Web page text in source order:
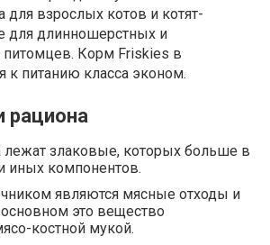
взрослых котов и котят-
для длинношерстных и
питомцев. Корм Friskies в
к питанию класса эконом.
рациона
лежат злаковые, которых больше в
иных компонентов.
являются мясные отходы и
это вещество
костной мукой.